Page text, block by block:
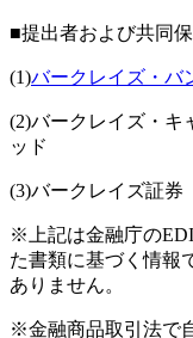
■提出者および共同
(1)バークレイズ・バ
(2)バークレイズ・キ
ッド
(3)バークレイズ証券
※上記は金融庁の
た書類に基づく情報
ありません。
※金融商品取引法で